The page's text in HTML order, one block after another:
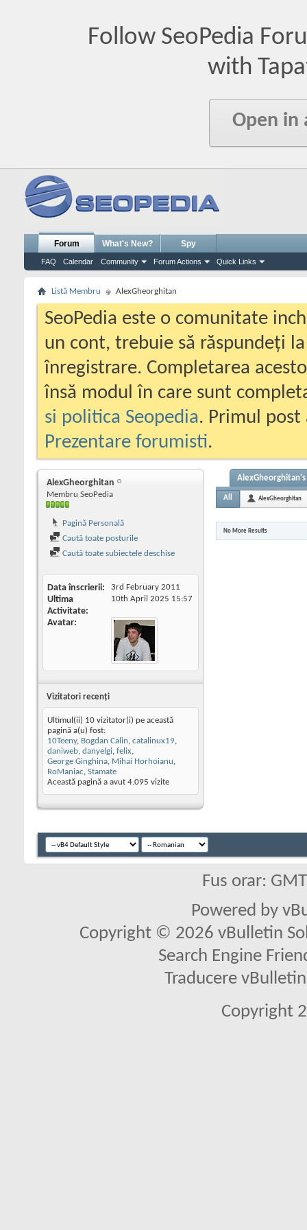
Follow SeoPedia
with
Open in
Forum
FAQ Calendar Community Forum Actions Quick Links
What's New? Spy
Listă Membru AlexGheorghitan
SeoPedia este o comunitate
un cont, trebuie să răspundeți
înregistrare. Completarea
însă modul în care sunt
si politica Seopedia. Primul
Prezentare forumisti.
AlexGheorghitan
Membru SeoPedia
Pagină Personală
Caută toate posturile
Caută toate subiectele deschise
Data înscrierii 3rd February 2011
Ultima
Activitate
10th April 2025 15:57
Avatar
Vizitatori recenţi
Ultimul(ii) 10 vizitator(i) pe această
pagină a(u) fost:
10Teeny, Bogdan Calin, catalinux19,
daniweb, danyelgi, felix,
George Ginghina, Mihai Horhoianu,
RoManiac, Stamate
Această pagină a avut 4.095 vizite
All AlexGheorghitan
No More Results
Fus orar:
Powered by
Copyright © 2026 vBulletin
Search Engine
Traducere
Copyright